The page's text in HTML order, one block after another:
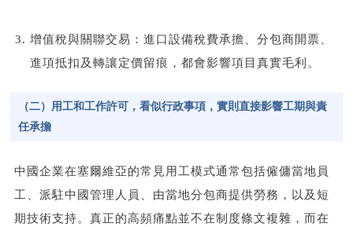
增值稅與關聯交易：進口設備稅費承擔、分包商開票、
進項抵扣及轉讓定價留痕，都會影響項目真實毛利。
（二）用工和工作許可，看似行政事項，實則直接影響工期與責
任承擔
中國企業在塞爾維亞的常見用工模式通常包括僱傭當地員
工、派駐中國管理人員、由當地分包商提供勞務，以及短
期技術支持。真正的高頻痛點並不在制度條文複雜，而在